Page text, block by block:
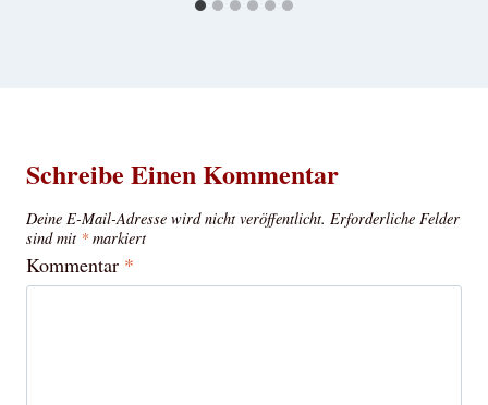
Schreibe Einen Kommentar
Deine E-Mail-Adresse wird nicht veröffentlicht. Erforderliche Felder
sind mit * markiert
Kommentar *